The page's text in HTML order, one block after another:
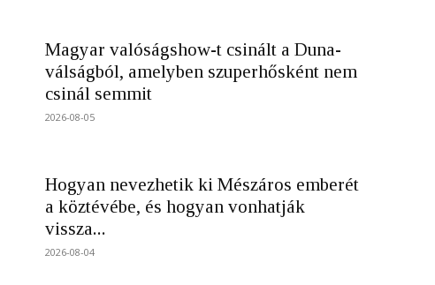
Magyar valóságshow-t csinált a Duna-
válságból, amelyben szuperhősként nem
csinál semmit
2026-08-05
Hogyan nevezhetik ki Mészáros emberét
a köztévébe, és hogyan vonhatják
vissza...
2026-08-04